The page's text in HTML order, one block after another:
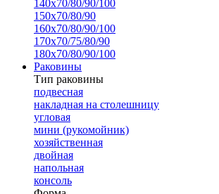
140х70/80/90/100
150х70/80/90
160х70/80/90/100
170х70/75/80/90
180х70/80/90/100
Раковины
Тип раковины
подвесная
накладная на столешницу
угловая
мини (рукомойник)
хозяйственная
двойная
напольная
консоль